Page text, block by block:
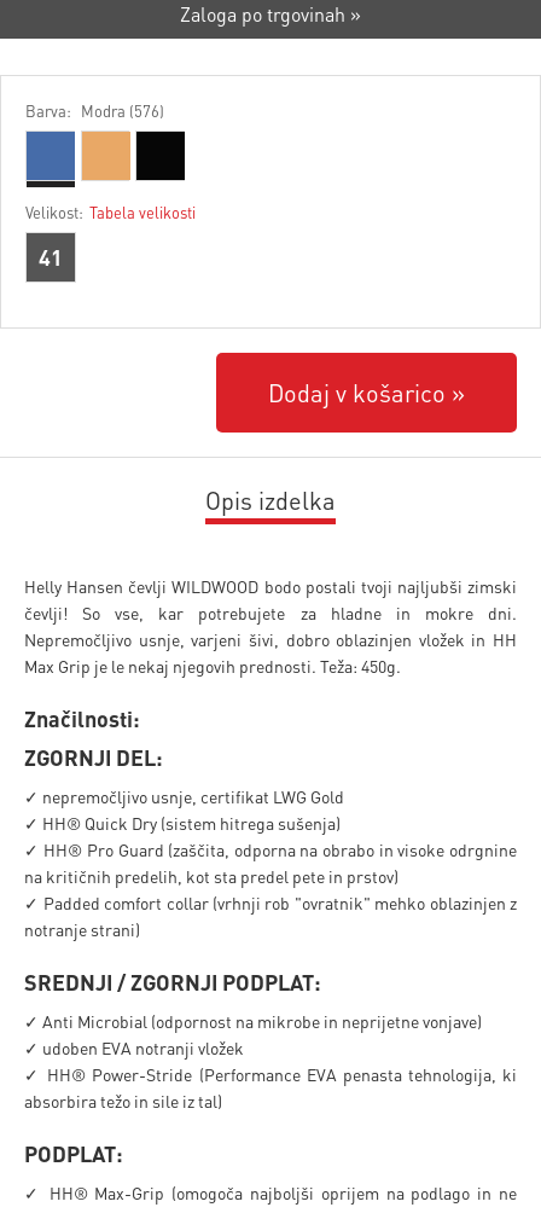
Zaloga po trgovinah »
Barva: Modra (576)
Velikost: Tabela velikosti
41
Dodaj v košarico
Opis izdelka
Helly Hansen čevlji WILDWOOD bodo postali tvoji najljubši zimski
čevlji! So vse, kar potrebujete za hladne in mokre dni.
Nepremočljivo usnje, varjeni šivi, dobro oblazinjen vložek in HH
Max Grip je le nekaj njegovih prednosti. Teža: 450g.
Značilnosti:
ZGORNJI DEL:
✓ nepremočljivo usnje, certifikat LWG Gold
✓ HH® Quick Dry (sistem hitrega sušenja)
✓ HH® Pro Guard (zaščita, odporna na obrabo in visoke odrgnine
na kritičnih predelih, kot sta predel pete in prstov)
✓ Padded comfort collar (vrhnji rob "ovratnik" mehko oblazinjen z
notranje strani)
SREDNJI / ZGORNJI PODPLAT:
✓ Anti Microbial (odpornost na mikrobe in neprijetne vonjave)
✓ udoben EVA notranji vložek
✓ HH® Power-Stride (Performance EVA penasta tehnologija, ki
absorbira težo in sile iz tal)
PODPLAT:
✓ HH® Max-Grip (omogoča najboljši oprijem na podlago in ne